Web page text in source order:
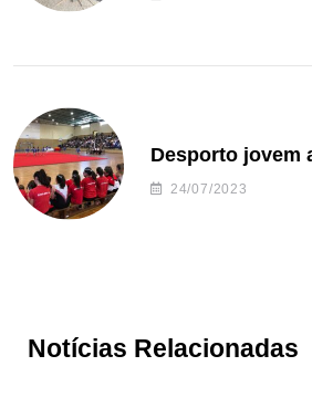
Desporto jovem
24/07/2023
Notícias Relacionadas